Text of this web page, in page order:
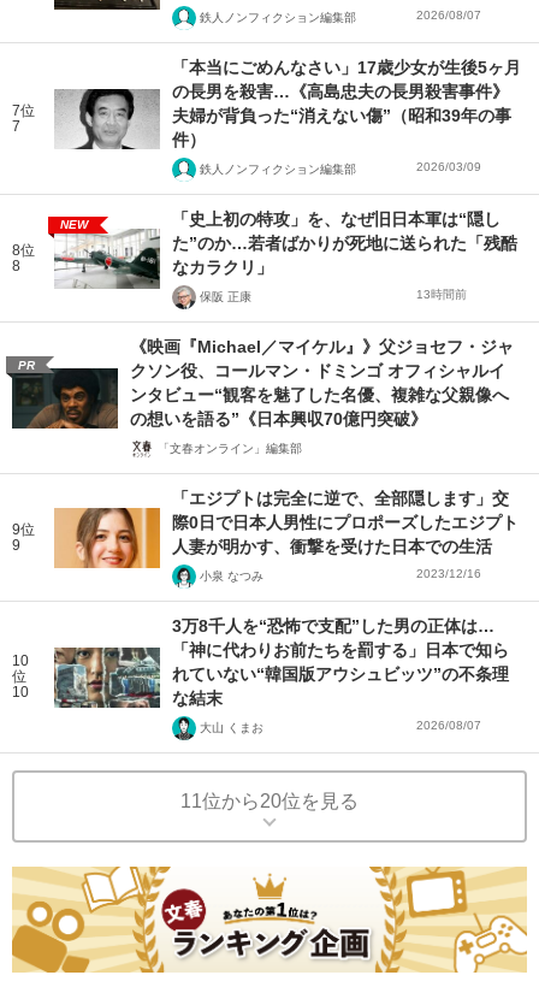
鉄人ノンフィクション編集部 2026/08/07
7位
7
「本当にごめんなさい」17歳少女が生後5ヶ月
の長男を殺害…《高島忠夫の長男殺害事件》
夫婦が背負った“消えない傷”（昭和39年の事
件）
鉄人ノンフィクション編集部 2026/03/09
8位
8
NEW
「史上初の特攻」を、なぜ旧日本軍は“隠し
た”のか…若者ばかりが死地に送られた「残酷
なカラクリ」
保阪 正康 13時間前
PR
《映画『Michael／マイケル』》父ジョセフ・ジャ
クソン役、コールマン・ドミンゴ オフィシャルイ
ンタビュー“観客を魅了した名優、複雑な父親像へ
の想いを語る”《日本興収70億円突破》
「文春オンライン」編集部
9位
9
「エジプトは完全に逆で、全部隠します」交
際0日で日本人男性にプロポーズしたエジプト
人妻が明かす、衝撃を受けた日本での生活
小泉 なつみ 2023/12/16
10
位
10
3万8千人を“恐怖で支配”した男の正体は…
「神に代わりお前たちを罰する」日本で知ら
れていない“韓国版アウシュビッツ”の不条理
な結末
大山 くまお 2026/08/07
11位から20位を見る